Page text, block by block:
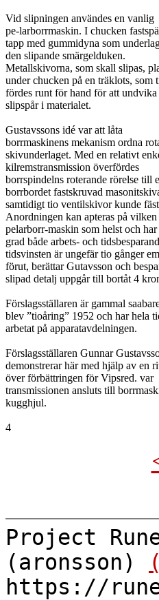
Vid slipningen användes en vanlig
pe-larborrmaskin. I chucken
tapp med gummidyna som
den slipande smärgelduken.
Metallskivorna, som skall slipas,
under chucken på en träklots, som
fördes runt för hand för att undvika
slipspår i materialet.
Gustavssons idé var att låta
borrmaskinens mekanism ordna
skivunderlaget. Med en relativt
kilremstransmission överfördes
borrspindelns roterande rörelse till
borrbordet fastskruvad
samtidigt tio ventilskivor kunde
Anordningen kan apteras på vilken
pelarborr-maskin som helst och
grad både arbets- och
tidsvinsten är ungefär tio gånger
förut, berättar Gutavsson och
slipad detalj uppgår till bortåt 4
Förslagsställaren är gammal
blev ”tioåring” 1952 och har hela
arbetat på apparatavdelningen.
Förslagsställaren Gunnar
demonstrerar här med hjälp av en
över förbättringen för Vipsred. var
transmissionen ansluts till
kugghjul.
Project
(aronsson)
https://